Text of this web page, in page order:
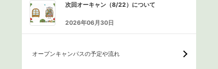
次回オーキャン（8/22）について
2026年06月30日
オープンキャンパスの予定や流れ